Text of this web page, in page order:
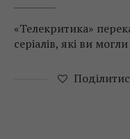
«Телекритика»
серіалів, які ви